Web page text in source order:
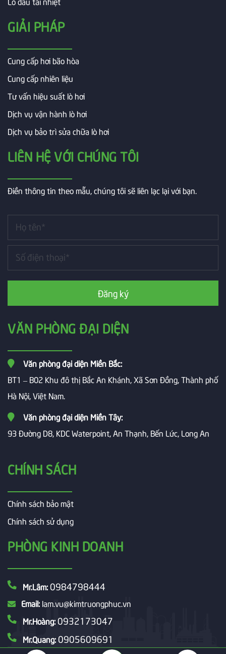
GIẢI PHÁP
Cung cấp hơi bão hòa
Cung cấp nhiên liệu
Tư vấn hiệu suất lò hơi
Dịch vụ vận hành lò hơi
Dịch vụ bảo trì sửa chữa lò hơi
LIÊN HỆ VỚI CHÚNG TÔI
Điền thông tin theo mẫu, chúng tôi sẽ liên lạc lại với bạn.
Đăng ký
VĂN PHÒNG ĐẠI DIỆN
Văn phòng đại diện Miền Bắc:
BT1 – B02 Khu đô thị Bắc An Khánh, Xã Sơn Đồng, Thành phố
Hà Nội, Việt Nam.
Văn phòng đại diện Miền Tây:
93 Đường D8, KDC Waterpoint, An Thạnh, Bến Lức, Long An
CHÍNH SÁCH
Chính sách bảo mật
Chính sách sử dụng
PHÒNG KINH DOANH
Mr.Lâm:0984798444
Email: lam.vu@kimtruongphuc.vn
Mr.Hoàng:0932173047
Mr.Quang:0905609691